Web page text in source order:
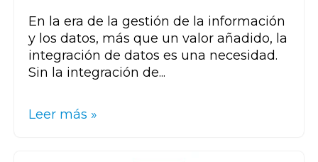
En la era de la gestión de la información
y los datos, más que un valor añadido, la
integración de datos es una necesidad.
Sin la integración de...
Leer más »